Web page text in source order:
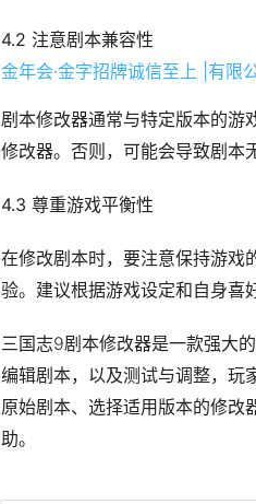
4.2 注意剧本兼容性
金年会·金字招牌诚信至上 |有限
剧本修改器通常与特定版本的游
修改器。否则，可能会导致剧本
4.3 尊重游戏平衡性
在修改剧本时，要注意保持游戏
验。建议根据游戏设定和自身喜
三国志9剧本修改器是一款强大
编辑剧本，以及测试与调整，玩
原始剧本、选择适用版本的修改
助。